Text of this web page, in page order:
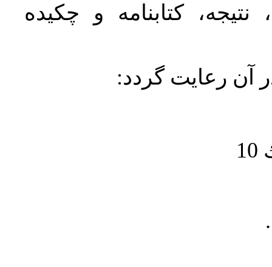
کتابنامه و چکیده
آن رعايت گردد: